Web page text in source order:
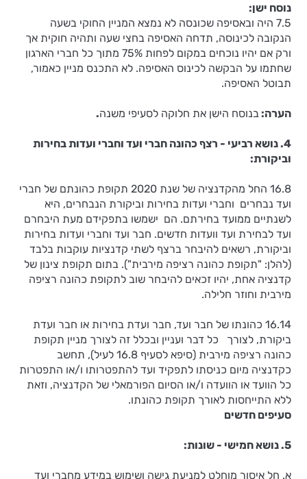
נוסח ישן:
7.5 היה ובאסיפה שכונסה לא נמצא המניין החוקי בשעה
הנקובה לכינוסה, תדחה האסיפה בחצי שעה ותהיה חוקית אך
ורק אם יהיו נוכחים במקום לפחות 75% מתוך כל חברי הארגון
שחתמו על הבקשה לכינוס האסיפה. לא התכנס מניין כאמור,
תבוטל האסיפה.
הערה: בנוסח הישן את חלוקה לסעיפי משנה.
4. נושא רביעי - רצף כהונה חברי ועד וחברי ועדות בחירות
וביקורת:
16.8 החל מהקדנציה של שנת 2020 תקופת כהונתם של חברי
ועד נבחרים וחברי ועדות בחירות וביקורת הנבחרים, היא
לשנתיים ממועד בחירתם. הם ישמשו בתפקידם מעת היבחרם
ועד לבחירת ועד וועדות חדשים. חבר ועד וחברי ועדות בחירות
וביקורת, רשאים להיבחר ברצף לשתי קדנציות עוקבות בלבד
(להלן: "תקופת כהונה רציפה מירבית"). בתום תקופת צינון של
קדנציה אחת, יהיו זכאים להיבחר שוב לתקופת כהונה רציפה
מירבית וחוזר חלילה.
16.14 כהונתו של חבר ועד, חבר ועדת בחירות או חבר ועדת
ביקורת, לצורך כל דבר ועניין ובכלל זה לצורך מניין תקופת
כהונה רציפה מירבית (סיפא לסעיף 16.8 לעיל), תחשב
כקדנציה מיום כניסתו לתפקיד ועד להתפטרותו ו/או התפטרות
כל הוועד או הוועדה ו/או הסיום הפורמאלי של הקדנציה, וזאת
ללא התייחסות לאורך תקופת כהונתו.
סעיפים חדשים
5. נושא חמישי - שונות:
א. חל איסור מוחלט למניעת גישה ושימוש במידע מחברי ועד